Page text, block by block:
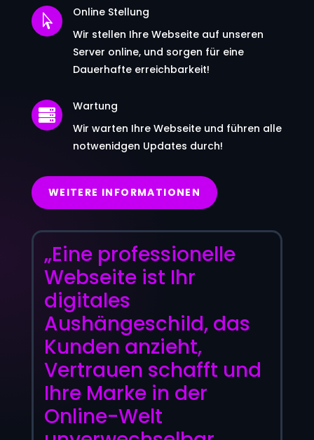

Online Stellung
Wir stellen Ihre Webseite auf unseren
Server online, und sorgen für eine
Dauerhafte erreichbarkeit!

Wartung
Wir warten Ihre Webseite und führen alle
notwenidgen Updates durch!
WEITERE INFORMATIONEN
„Eine professionelle
Webseite ist Ihr
digitales
Aushängeschild, das
Kunden anzieht,
Vertrauen schafft und
Ihre Marke in der
Online-Welt